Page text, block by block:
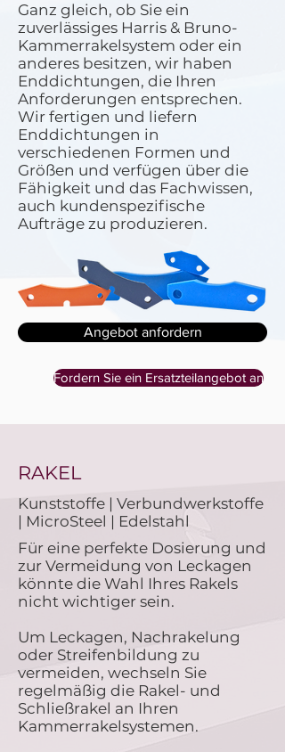
Ganz gleich, ob Sie ein
zuverlässiges Harris & Bruno-
Kammerrakelsystem oder ein
anderes besitzen, wir haben
Enddichtungen, die Ihren
Anforderungen entsprechen.
Wir fertigen und liefern
Enddichtungen in
verschiedenen Formen und
Größen und verfügen über die
Fähigkeit und das Fachwissen,
auch kundenspezifische
Aufträge zu produzieren.
Angebot anfordern
Fordern Sie ein Ersatzteilangebot an
RAKEL
Kunststoffe | Verbundwerkstoffe
| MicroSteel | Edelstahl
Für eine perfekte Dosierung und
zur Vermeidung von Leckagen
könnte die Wahl Ihres Rakels
nicht wichtiger sein.
Um Leckagen, Nachrakelung
oder Streifenbildung zu
vermeiden, wechseln Sie
regelmäßig die Rakel- und
Schließrakel an Ihren
Kammerrakelsystemen.